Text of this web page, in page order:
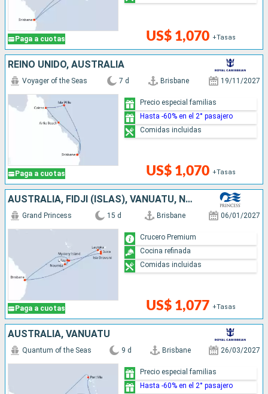
Paga a cuotas US$ 1,070 +Tasas
REINO UNIDO, AUSTRALIA
Paga a cuotas
Voyager of the Seas 7 d Brisbane 19/11/2027
US$ 1,070 +Tasas
Precio especial familias
Hasta -60% en el 2° pasajero
Comidas incluidas
AUSTRALIA, FIDJI (ISLAS), VANUATU, NUEVA CALEDONIA
Paga a cuotas
Grand Princess 15 d Brisbane 06/01/2027
US$ 1,077 +Tasas
Crucero Premium
Cocina refinada
Comidas incluidas
AUSTRALIA, VANUATU
Quantum of the Seas 9 d Brisbane 26/03/2027
Precio especial familias
Hasta -60% en el 2° pasajero